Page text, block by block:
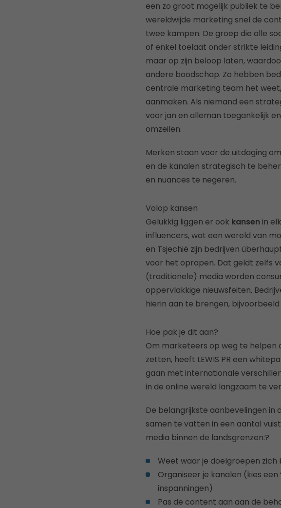
een zo groot mogelijk publiek te
wereldwijde marketing snel de
twee kampen. De groep die alle
of enkel toelaat onder strikte
maar op zijn beloop laten,
andere boodschap. Zo hebben
centrale marketing team het
aanmaken. Als niemand een
voor jan en alleman toegankelijk
omzeilen.
Merken staan voor de uitdaging
en de kanalen strategisch te
en nuances te negeren.
Volop kansen
Gelukkig liggen er ook kansen in
influencers, wat een wereld van
en Tsjechië zijn bedrijven
voor het oprapen. Dat geldt zelfs
(traditionele) media worden
oppervlakkige nieuwsfeiten.
hierin aan te brengen,
Hoe pak je dit aan?
Om marketeers op weg te
zetten, heeft LEWIS PR een
gaan met internationale
in de online wereld langzaam te
De belangrijkste aanbevelingen in
samen te vatten in een aantal
media binnen de landsgrenzen:?
Weet waar je doelgroepen zich
Organiseer je kanalen (kies
inspanningen)
Pas de content aan aan de